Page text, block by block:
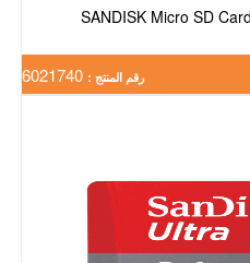
SANDISK Micro SD
رقم المنتج :